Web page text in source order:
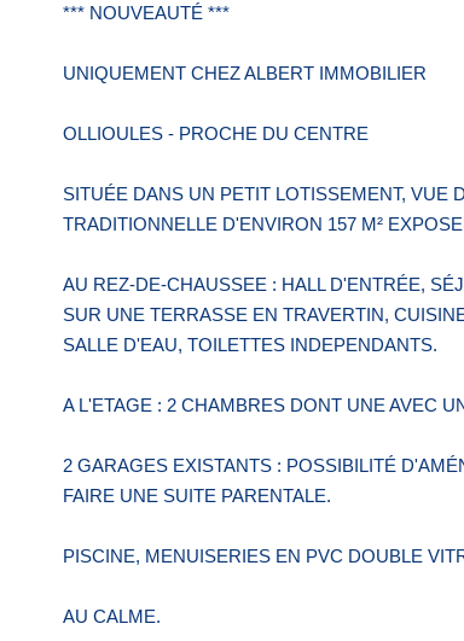
*** NOUVEAUTÉ ***
UNIQUEMENT CHEZ ALBERT IMMOBILIER
OLLIOULES - PROCHE DU CENTRE
SITUÉE DANS UN PETIT LOTISSEMENT, VUE
TRADITIONNELLE D'ENVIRON 157 M²
AU REZ-DE-CHAUSSEE : HALL D'ENTRÉE,
SUR UNE TERRASSE EN TRAVERTIN,
SALLE D'EAU, TOILETTES INDEPENDANTS.
A L'ETAGE : 2 CHAMBRES DONT UNE AVEC
2 GARAGES EXISTANTS : POSSIBILITÉ
FAIRE UNE SUITE PARENTALE.
PISCINE, MENUISERIES EN PVC DOUBLE
AU CALME.